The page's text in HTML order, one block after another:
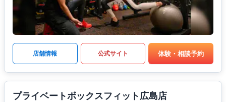
店舗情報 公式サイト 体験・相談予約
プライベートボックスフィット広島店